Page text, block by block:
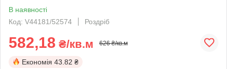
В наявності
Код: V44181/52574
Роздріб
582,18 ₴/кв.м 626 ₴/кв.м
Економія 43.82 ₴